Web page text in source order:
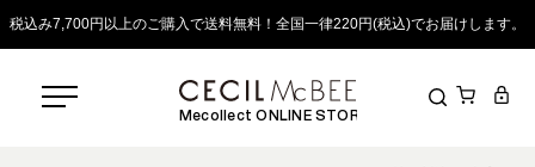
税込み7,700円以上のご購入で送料無料！全国一律220円(税込)でお届けします。
Mecollect ONLINE STORE